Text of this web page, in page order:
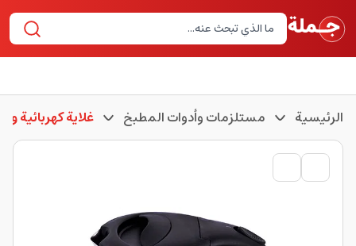
الرئيسية مستلزمات وأدوات المطبخ غلاية كهربائية